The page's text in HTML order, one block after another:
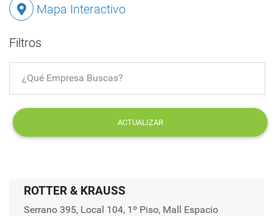
Mapa Interactivo
Filtros
ACTUALIZAR
ROTTER & KRAUSS
Serrano 395, Local 104, 1º Piso, Mall Espacio